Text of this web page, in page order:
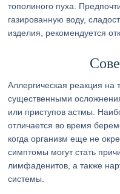
тополиного пуха.
газированную воду,
изделия, рекомендуется
Аллергическая реакция на
существенными
или приступов астмы.
отличается во время
когда организм еще не
симптомы могут стать
лимфаденитов, а также
системы.